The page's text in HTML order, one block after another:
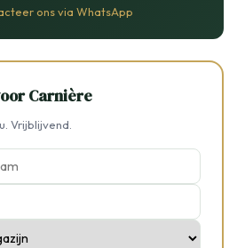
ons via WhatsApp
Carnière
Vrijblijvend.